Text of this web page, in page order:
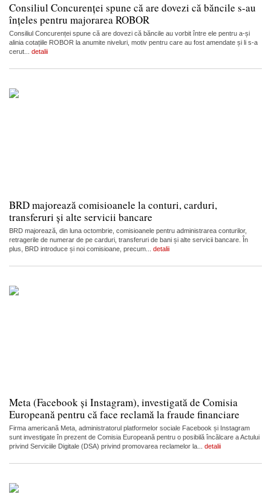
Consiliul Concurenței spune că are dovezi că băncile s-au
înțeles pentru majorarea ROBOR
Consiliul Concurenței spune că are dovezi că băncile au vorbit între ele pentru a-și
alinia cotațiile ROBOR la anumite niveluri, motiv pentru care au fost amendate și li s-a
cerut... detalii
BRD majorează comisioanele la conturi, carduri,
transferuri și alte servicii bancare
BRD majorează, din luna octombrie, comisioanele pentru administrarea conturilor,
retragerile de numerar de pe carduri, transferuri de bani și alte servicii bancare. În
plus, BRD introduce și noi comisioane, precum... detalii
Meta (Facebook și Instagram), investigată de Comisia
Europeană pentru că face reclamă la fraude financiare
Firma americană Meta, administratorul platformelor sociale Facebook și Instagram
sunt investigate în prezent de Comisia Europeană pentru o posibilă încălcare a Actului
privind Serviciile Digitale (DSA) privind promovarea reclamelor la... detalii